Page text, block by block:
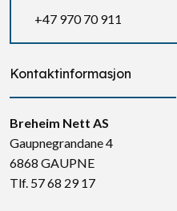
+47 970 70 911
Kontaktinformasjon
Breheim Nett AS
Gaupnegrandane 4
6868 GAUPNE
Tlf. 57 68 29 17